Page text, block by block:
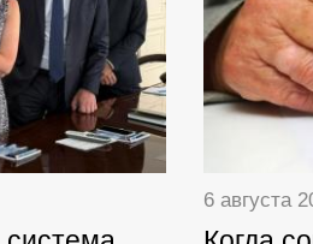
6 августа